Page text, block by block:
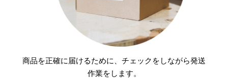
商品を正確に届けるために、チェックをしながら発送
作業をします。